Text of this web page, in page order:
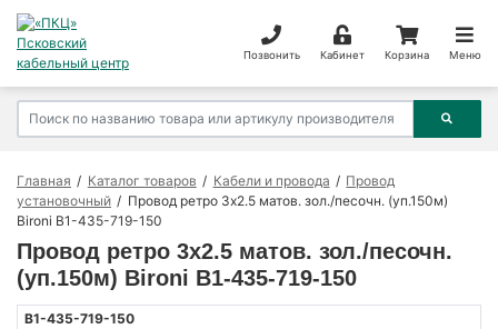
Позвонить Кабинет Корзина Меню
Главная Каталог товаров Кабели и провода
Провод
установочный
Провод ретро 3х2.5 матов. зол./песочн. (уп.150м)
Bironi B1-435-719-150
Провод ретро 3х2.5 матов. зол./песочн.
(уп.150м) Bironi B1-435-719-150
B1-435-719-150